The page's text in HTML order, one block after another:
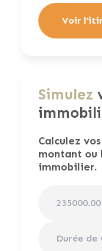
Voir
Simulez
Calculez
montant ou
immobilier.